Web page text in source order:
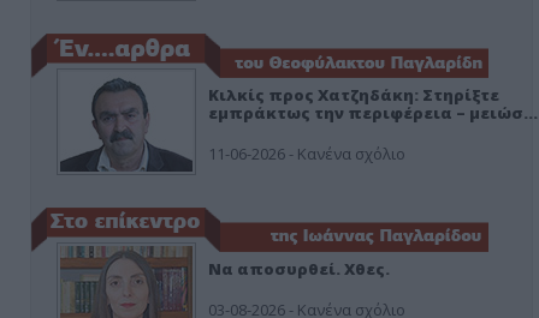
Κιλκίς προς Χατζηδάκη: Στηρίξτε
εμπράκτως την περιφέρεια – μειώσ…
11-06-2026 - Κανένα σχόλιο
Να αποσυρθεί. Χθες.
03-08-2026 - Κανένα σχόλιο